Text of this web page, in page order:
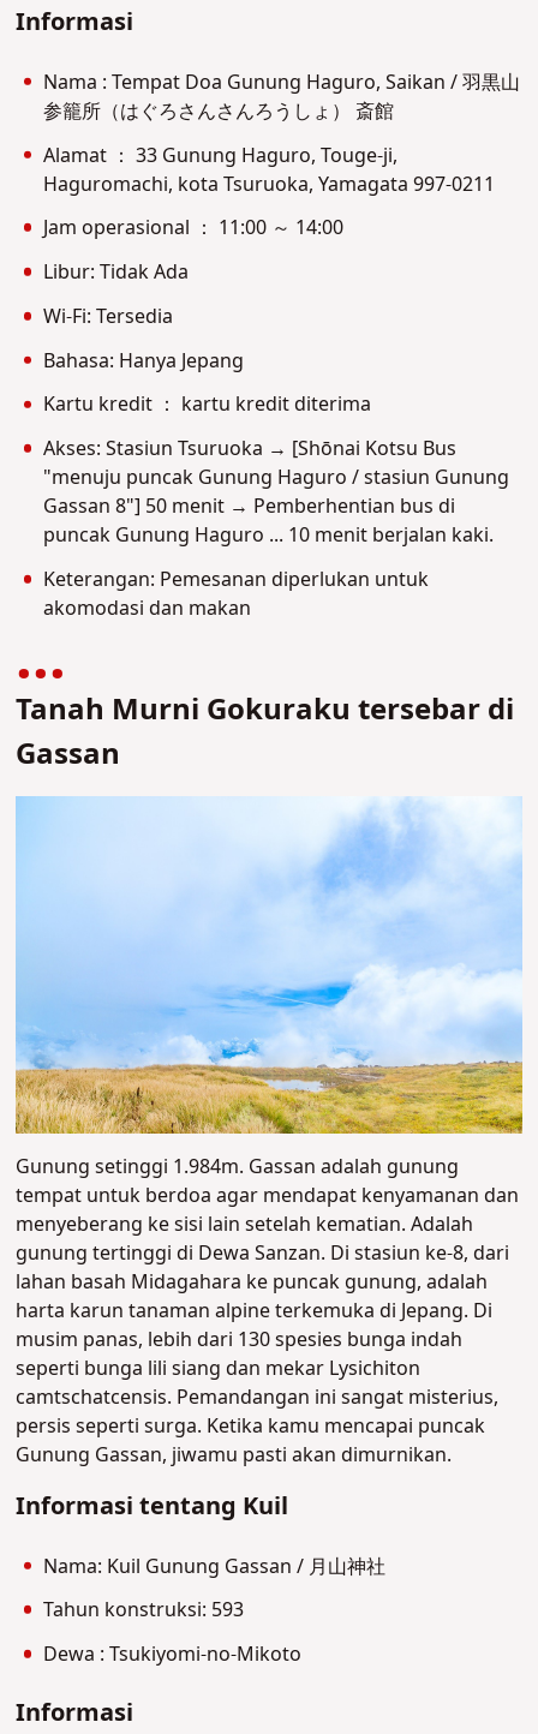
Informasi
Nama : Tempat Doa Gunung Haguro, Saikan / 羽黒山
参籠所（はぐろさんさんろうしょ） 斎館
Alamat ： 33 Gunung Haguro, Touge-ji,
Haguromachi, kota Tsuruoka, Yamagata 997-0211
Jam operasional ： 11:00 ～ 14:00
Libur: Tidak Ada
Wi-Fi: Tersedia
Bahasa: Hanya Jepang
Kartu kredit ： kartu kredit diterima
Akses: Stasiun Tsuruoka → [Shōnai Kotsu Bus
"menuju puncak Gunung Haguro / stasiun Gunung
Gassan 8"] 50 menit → Pemberhentian bus di
puncak Gunung Haguro ... 10 menit berjalan kaki.
Keterangan: Pemesanan diperlukan untuk
akomodasi dan makan
Tanah Murni Gokuraku tersebar di
Gassan
Gunung setinggi 1.984m. Gassan adalah gunung
tempat untuk berdoa agar mendapat kenyamanan dan
menyeberang ke sisi lain setelah kematian. Adalah
gunung tertinggi di Dewa Sanzan. Di stasiun ke-8, dari
lahan basah Midagahara ke puncak gunung, adalah
harta karun tanaman alpine terkemuka di Jepang. Di
musim panas, lebih dari 130 spesies bunga indah
seperti bunga lili siang dan mekar Lysichiton
camtschatcensis. Pemandangan ini sangat misterius,
persis seperti surga. Ketika kamu mencapai puncak
Gunung Gassan, jiwamu pasti akan dimurnikan.
Informasi tentang Kuil
Nama: Kuil Gunung Gassan / 月山神社
Tahun konstruksi: 593
Dewa : Tsukiyomi-no-Mikoto
Informasi